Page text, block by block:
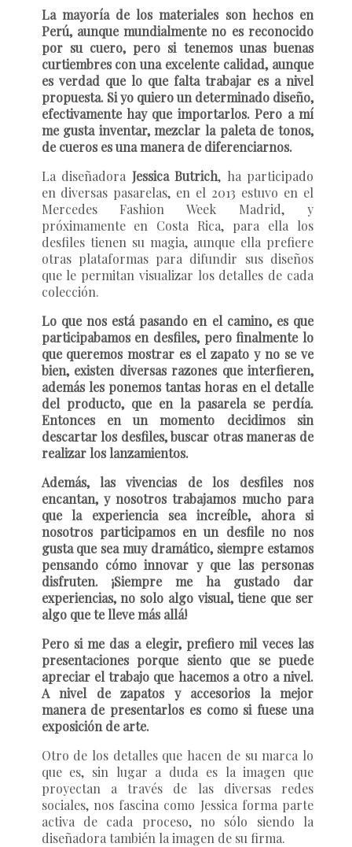
La mayoría de los materiales son hechos en
Perú, aunque mundialmente no es reconocido
por su cuero, pero si tenemos unas buenas
curtiembres con una excelente calidad, aunque
es verdad que lo que falta trabajar es a nivel
propuesta. Si yo quiero un determinado diseño,
efectivamente hay que importarlos. Pero a mí
me gusta inventar, mezclar la paleta de tonos,
de cueros es una manera de diferenciarnos.
La diseñadora Jessica Butrich, ha participado
en diversas pasarelas, en el 2013 estuvo en el
Mercedes Fashion Week Madrid, y
próximamente en Costa Rica, para ella los
desfiles tienen su magia, aunque ella prefiere
otras plataformas para difundir sus diseños
que le permitan visualizar los detalles de cada
colección.
Lo que nos está pasando en el camino, es que
participabamos en desfiles, pero finalmente lo
que queremos mostrar es el zapato y no se ve
bien, existen diversas razones que interfieren,
además les ponemos tantas horas en el detalle
del producto, que en la pasarela se perdía.
Entonces en un momento decidimos sin
descartar los desfiles, buscar otras maneras de
realizar los lanzamientos.
Además, las vivencias de los desfiles nos
encantan, y nosotros trabajamos mucho para
que la experiencia sea increíble, ahora si
nosotros participamos en un desfile no nos
gusta que sea muy dramático, siempre estamos
pensando cómo innovar y que las personas
disfruten. ¡Siempre me ha gustado dar
experiencias, no solo algo visual, tiene que ser
algo que te lleve más allá!
Pero si me das a elegir, prefiero mil veces las
presentaciones porque siento que se puede
apreciar el trabajo que hacemos a otro a nivel.
A nivel de zapatos y accesorios la mejor
manera de presentarlos es como si fuese una
exposición de arte.
Otro de los detalles que hacen de su marca lo
que es, sin lugar a duda es la imagen que
proyectan a través de las diversas redes
sociales, nos fascina como Jessica forma parte
activa de cada proceso, no sólo siendo la
diseñadora también la imagen de su firma.